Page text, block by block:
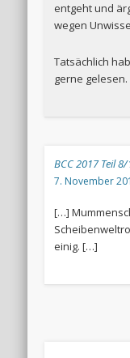
entgeht und
wegen
Tatsächlich
gerne gelesen.
BCC 2017 Teil
7. November
[…]
einig. […]